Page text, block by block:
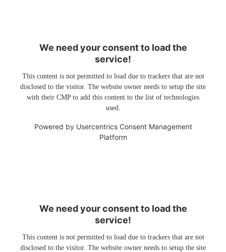
We need your consent to load the
service!
This content is not permitted to load due to trackers that are not
disclosed to the visitor. The website owner needs to setup the site
with their CMP to add this content to the list of technologies
used.
Powered by Usercentrics Consent Management
Platform
We need your consent to load the
service!
This content is not permitted to load due to trackers that are not
disclosed to the visitor. The website owner needs to setup the site